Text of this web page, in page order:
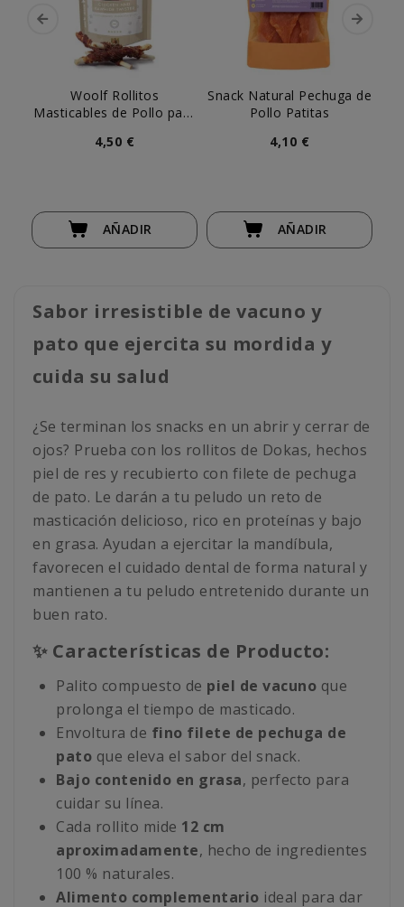
Woolf Rollitos
Masticables de Pollo para
4,50 €
AÑADIR
Snack Natural Pechuga de
Pollo Patitas
4,10 €
AÑADIR
Sabor irresistible de vacuno y
pato que ejercita su mordida y
cuida su salud
¿Se terminan los snacks en un abrir y cerrar de
ojos? Prueba con los rollitos de Dokas, hechos
piel de res y recubierto con filete de pechuga
de pato. Le darán a tu peludo un reto de
masticación delicioso, rico en proteínas y bajo
en grasa. Ayudan a ejercitar la mandíbula,
favorecen el cuidado dental de forma natural y
mantienen a tu peludo entretenido durante un
buen rato.
✨ Características de Producto:
Palito compuesto de piel de vacuno que
prolonga el tiempo de masticado.
Envoltura de fino filete de pechuga de
pato que eleva el sabor del snack.
Bajo contenido en grasa, perfecto para
cuidar su línea.
Cada rollito mide 12 cm
aproximadamente, hecho de ingredientes
100 % naturales.
Alimento complementario ideal para dar